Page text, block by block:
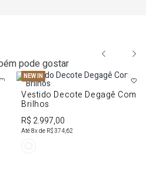
pode gostar
NEW IN
Vestido Decote Degagê Com
Brilhos
R$ 2.997,00
Até8x de R$ 374,62